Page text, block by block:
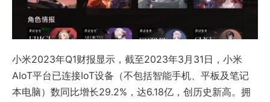
小米2023年Q1财报显示，截至2023年3月31日，小米
AIoT平台已连接IoT设备（不包括智能手机、平板及笔记
本电脑）数同比增长29.2%，达6.18亿，创历史新高。拥